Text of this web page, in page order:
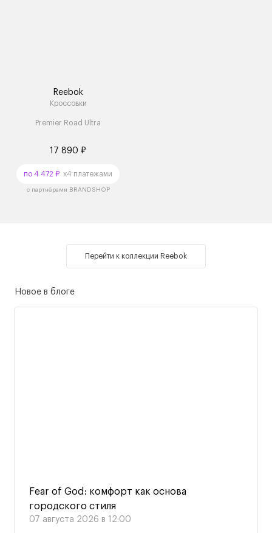
Reebok
Кроссовки
Premier Road Ultra
17 890 ₽
по 4 472 ₽ x4 платежами
с партнёрами BRANDSHOP
Перейти к коллекции Reebok
Новое в блоге
Fear of God: комфорт как основа
городского стиля
07 августа 2026 в 12:00